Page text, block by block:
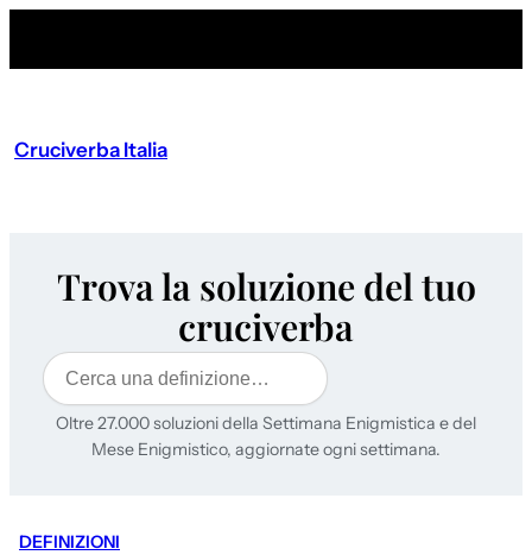
Cruciverba Italia
Trova la soluzione del tuo
cruciverba
Cerca
Oltre 27.000 soluzioni della Settimana Enigmistica e del
Mese Enigmistico, aggiornate ogni settimana.
DEFINIZIONI